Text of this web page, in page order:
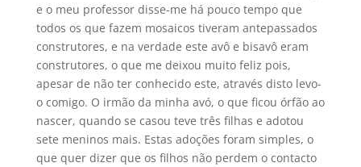
e o meu professor disse-me há pouco tempo que
todos os que fazem mosaicos tiveram antepassados
construtores, e na verdade este avô e bisavô eram
construtores, o que me deixou muito feliz pois,
apesar de não ter conhecido este, através disto levo-
o comigo. O irmão da minha avó, o que ficou órfão ao
nascer, quando se casou teve três filhas e adotou
sete meninos mais. Estas adoções foram simples, o
que quer dizer que os filhos não perdem o contacto